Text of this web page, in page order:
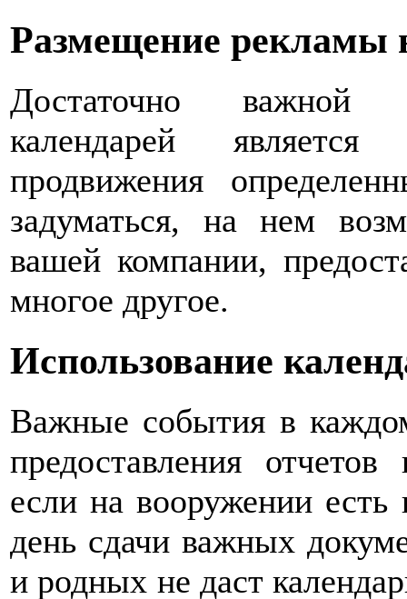
Размещение рекламы
Достаточно важной
календарей
продвижения
задуматься, на нем
вашей компании,
многое другое.
Использование
Важные события в
предоставления
если на вооружении есть
день сдачи важных
и родных не даст